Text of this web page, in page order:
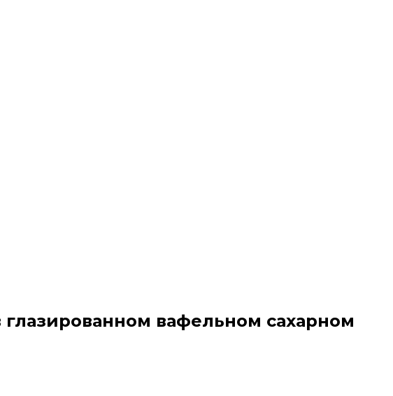
вафельном сахарном